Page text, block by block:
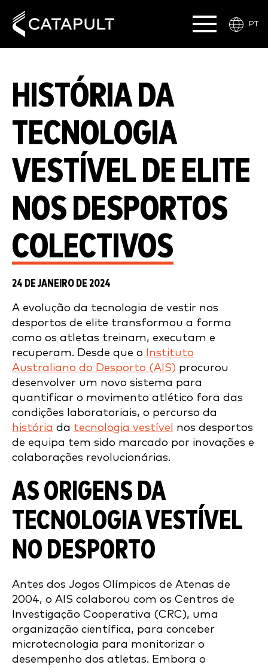
PT
HISTÓRIA DA
TECNOLOGIA
VESTÍVEL DE ELITE
NOS DESPORTOS
COLECTIVOS
24 DE JANEIRO DE 2024
A evolução da tecnologia de vestir nos
desportos de elite transformou a forma
como os atletas treinam, executam e
recuperam. Desde que o
Instituto
Australiano do Desporto (AIS) procurou
desenvolver um novo sistema para
quantificar o movimento atlético fora das
condições laboratoriais, o percurso da
história da tecnologia vestível
nos desportos
de equipa tem sido marcado por inovações e
colaborações revolucionárias.
AS ORIGENS DA
TECNOLOGIA VESTÍVEL
NO DESPORTO
Antes dos Jogos Olímpicos de Atenas de
2004, o AIS colaborou com os Centros de
Investigação Cooperativa (CRC), uma
organização científica, para conceber
microtecnologia para monitorizar o
desempenho dos atletas. Embora o